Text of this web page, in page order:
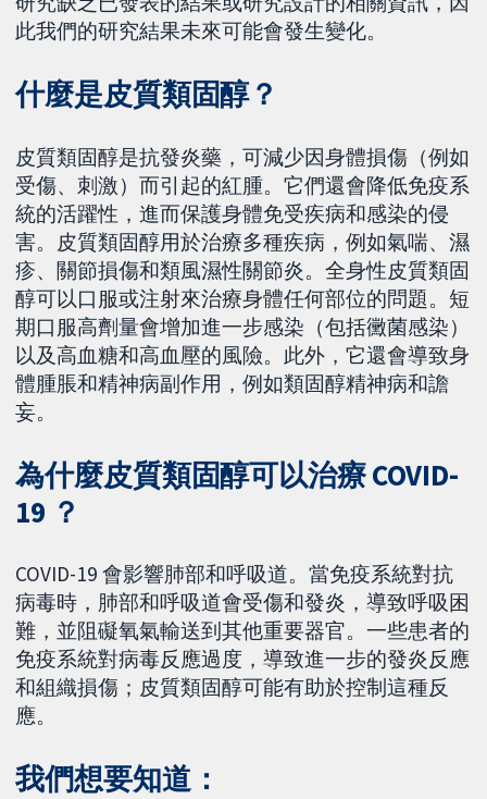
此我們的研究結果未來可能會發生變化。
什麼是皮質類固醇？
皮質類固醇是抗發炎藥，可減少因身體損傷（例如
受傷、刺激）而引起的紅腫。它們還會降低免疫系
統的活躍性，進而保護身體免受疾病和感染的侵
害。皮質類固醇用於治療多種疾病，例如氣喘、濕
疹、關節損傷和類風濕性關節炎。全身性皮質類固
醇可以口服或注射來治療身體任何部位的問題。短
期口服高劑量會增加進一步感染（包括黴菌感染）
以及高血糖和高血壓的風險。此外，它還會導致身
體腫脹和精神病副作用，例如類固醇精神病和譫
妄。
為什麼皮質類固醇可以治療 COVID-
19 ？
COVID-19 會影響肺部和呼吸道。當免疫系統對抗
病毒時，肺部和呼吸道會受傷和發炎，導致呼吸困
難，並阻礙氧氣輸送到其他重要器官。一些患者的
免疫系統對病毒反應過度，導致進一步的發炎反應
和組織損傷；皮質類固醇可能有助於控制這種反
應。
我們想要知道：